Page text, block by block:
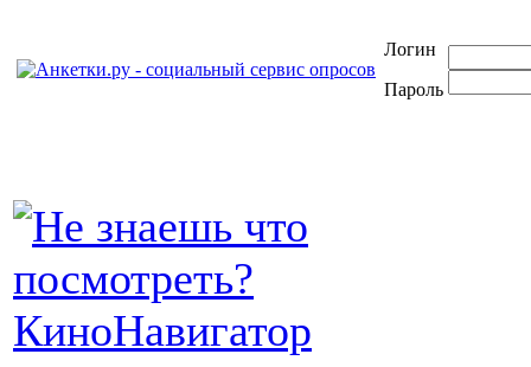
Логин
Пароль